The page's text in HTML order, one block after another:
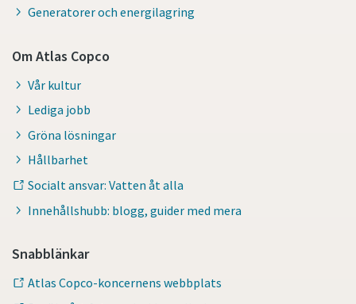
Generatorer och energilagring
Om Atlas Copco
Vår kultur
Lediga jobb
Gröna lösningar
Hållbarhet
Socialt ansvar: Vatten åt alla
Innehållshubb: blogg, guider med mera
Snabblänkar
Atlas Copco-koncernens webbplats